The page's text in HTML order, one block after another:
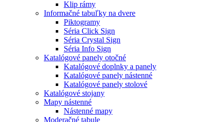
Klip rámy
Informačné tabuľky na dvere
Piktogramy
Séria Click Sign
Séria Crystal Sign
Séria Info Sign
Katalógové panely otočné
Katalógové doplnky a panely
Katalógové panely nástenné
Katalógové panely stolové
Katalógové stojany
Mapy nástenné
Nástenné mapy
Moderačné tabule